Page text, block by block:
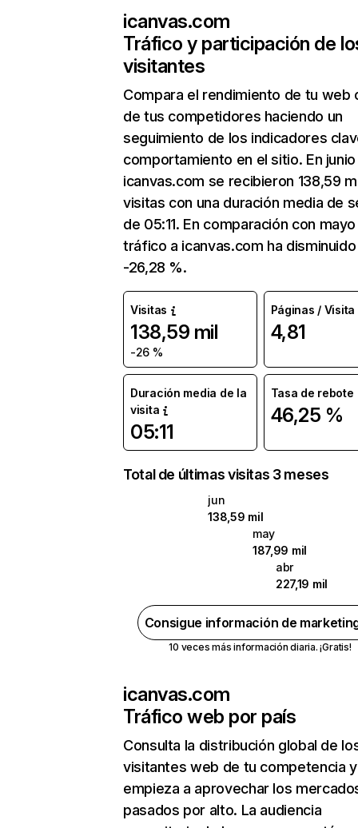
icanvas.com
Tráfico y participación de
visitantes
Compara el rendimiento de tu web
de tus competidores haciendo un
seguimiento de los indicadores
comportamiento en el sitio. En junio
icanvas.com se recibieron 138,59
visitas con una duración media de
de 05:11. En comparación con
tráfico a icanvas.com ha
-26,28 %.
Visitas
138,59 mil
-26 %
Páginas / Visita
4,81
Duración media de la
visita
05:11
Tasa de rebote
46,25 %
Total de últimas visitas 3 meses
jun
138,59 mil
may
187,99 mil
abr
227,19 mil
Consigue información de
10 veces más información diaria. ¡Gratis!
icanvas.com
Tráfico web por país
Consulta la distribución global de
visitantes web de tu competencia y
empieza a aprovechar los
pasados por alto. La audiencia